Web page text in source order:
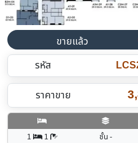
ขายแล้ว
รหัส
ราคาขาย
1 1 ชั้น -